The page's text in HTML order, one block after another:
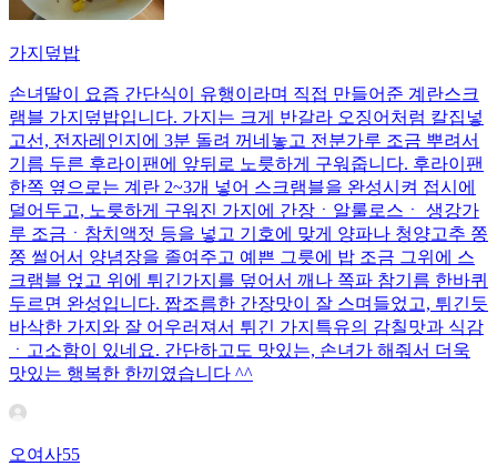
가지덮밥
손녀딸이 요즘 간단식이 유행이라며 직접 만들어준 계란스크
램블 가지덮밥입니다. 가지는 크게 반갈라 오징어처럼 칼집넣
고선, 전자레인지에 3분 돌려 꺼네놓고 전분가루 조금 뿌려서
기름 두른 후라이팬에 앞뒤로 노릇하게 구워줍니다. 후라이팬
한쪽 옆으로는 계란 2~3개 넣어 스크램블을 완성시켜 접시에
덜어두고, 노릇하게 구워진 가지에 간장ㆍ알룰로스ㆍ 생강가
루 조금ㆍ참치액젓 등을 넣고 기호에 맞게 양파나 청양고추 쫑
쫑 썰어서 양념장을 졸여주고 예쁜 그릇에 밥 조금 그위에 스
크램블 얹고 위에 튀긴가지를 덮어서 깨나 쪽파 참기름 한바퀴
두르면 완성입니다. 짭조름한 간장맛이 잘 스며들었고, 튀긴듯
바삭한 가지와 잘 어우러져서 튀긴 가지특유의 감칠맛과 식감
ㆍ고소함이 있네요. 간단하고도 맛있는, 손녀가 해줘서 더욱
맛있는 행복한 한끼였습니다 ^^
오여사55